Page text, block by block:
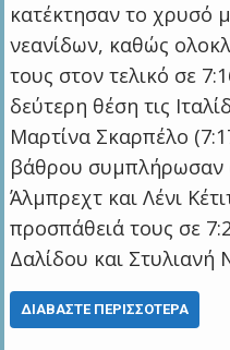
κατέκτησαν το χρυσό
νεανίδων, καθώς
τους στον τελικό σε
δεύτερη θέση τις
Μαρτίνα Σκαρπέλο
βάθρου συμπλήρωσαν
Άλμπρεχτ και Λένι
προσπάθειά τους σε
Δαλίδου και Στυλιανή
ΔΙΑΒΆΣΤΕ ΠΕΡΙΣΣΌΤΕΡΑ